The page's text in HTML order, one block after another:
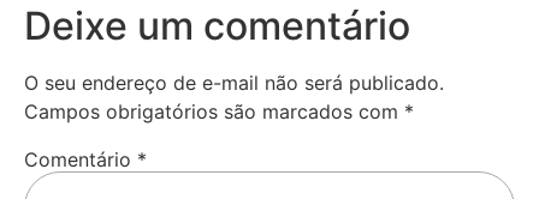
Deixe um comentário
O seu endereço de e-mail não será publicado.
Campos obrigatórios são marcados com *
Comentário *